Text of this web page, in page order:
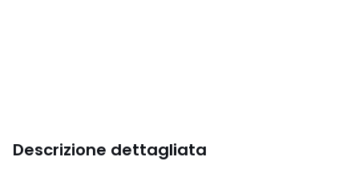
Descrizione dettagliata